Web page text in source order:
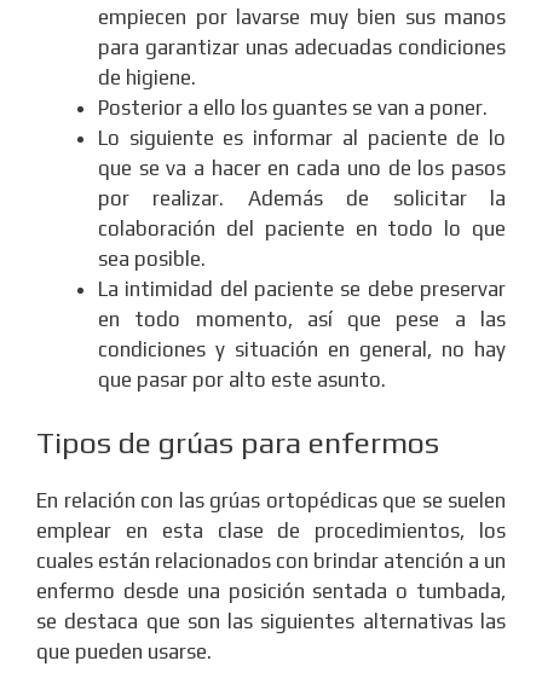
empiecen por lavarse muy bien sus manos
para garantizar unas adecuadas condiciones
de higiene.
Posterior a ello los guantes se van a poner.
Lo siguiente es informar al paciente de lo
que se va a hacer en cada uno de los pasos
por realizar. Además de solicitar la
colaboración del paciente en todo lo que
sea posible.
La intimidad del paciente se debe preservar
en todo momento, así que pese a las
condiciones y situación en general, no hay
que pasar por alto este asunto.
Tipos de grúas para enfermos
En relación con las grúas ortopédicas que se suelen
emplear en esta clase de procedimientos, los
cuales están relacionados con brindar atención a un
enfermo desde una posición sentada o tumbada,
se destaca que son las siguientes alternativas las
que pueden usarse.